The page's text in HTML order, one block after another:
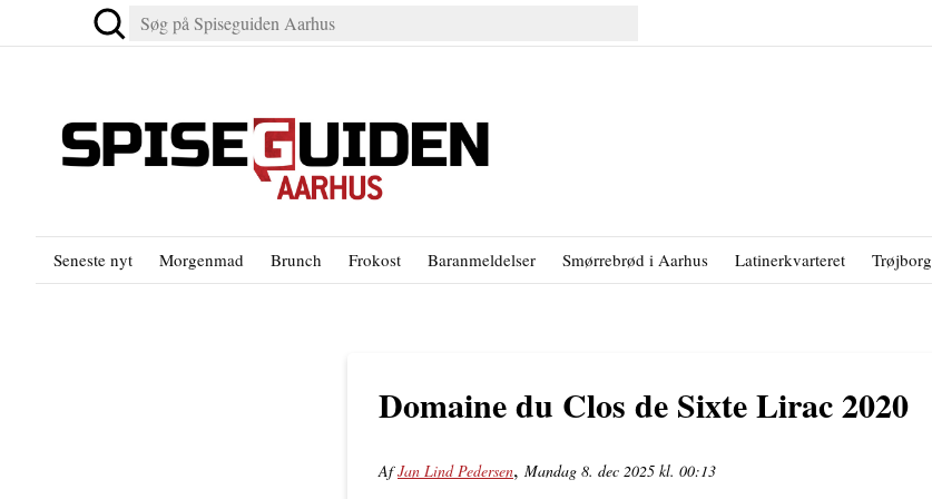
Seneste nyt Morgenmad Brunch Frokost Baranmeldelser Smørrebrød i Aarhus Latinerkvarteret Trøjborg
Domaine du Clos de Sixte Lirac 2020
AfJan Lind Pedersen, Mandag 8. dec 2025 kl. 00:13